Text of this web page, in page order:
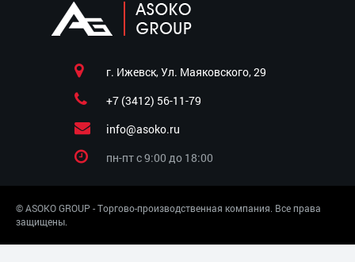
г. Ижевск, Ул. Маяковского, 29
+7 (3412) 56-11-79
info@asoko.ru
пн-пт c 9:00 до 18:00
© ASOKO GROUP - Торгово-производственная компания. Все права
защищены.